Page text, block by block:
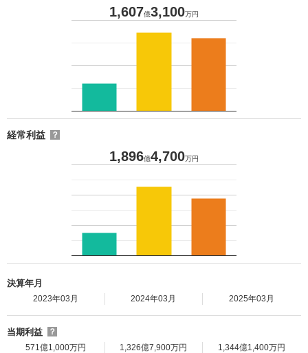
1,607億3,100万円
経常利益 ？
1,896億4,700万円
決算年月
2023年03月 2024年03月 2025年03月
当期利益
？
571億1,000万円
1,326億7,900万円 1,344億1,400万円